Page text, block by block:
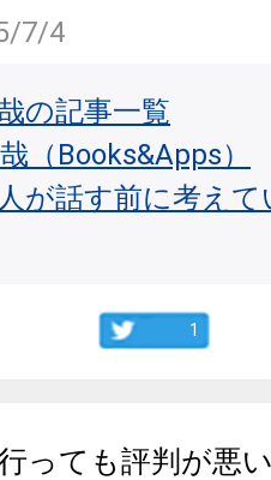
7/4
の記事一覧
（Books&Apps）
が話す前に考え
1
っても評判が悪